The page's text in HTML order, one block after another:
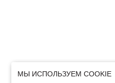
МЫ ИСПОЛЬЗУЕМ COOKIE